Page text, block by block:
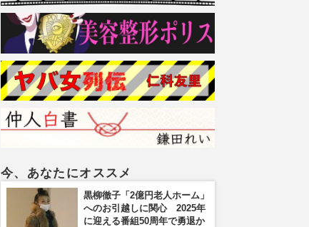
ラ」衝撃の閑散ぶりに集ま
る“納得”コメントの背景事
情
今、あなたにオススメ
黒柳徹子「2億円老人ホーム」
へのお引越しに関心 2025年
に迎える番組50周年で勇退か